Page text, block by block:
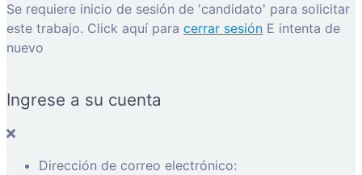
Se requiere inicio de sesión de 'candidato' para solicitar
este trabajo. Click aquí para cerrar sesión E intenta de
nuevo
Ingrese a su cuenta
Dirección de correo electrónico: